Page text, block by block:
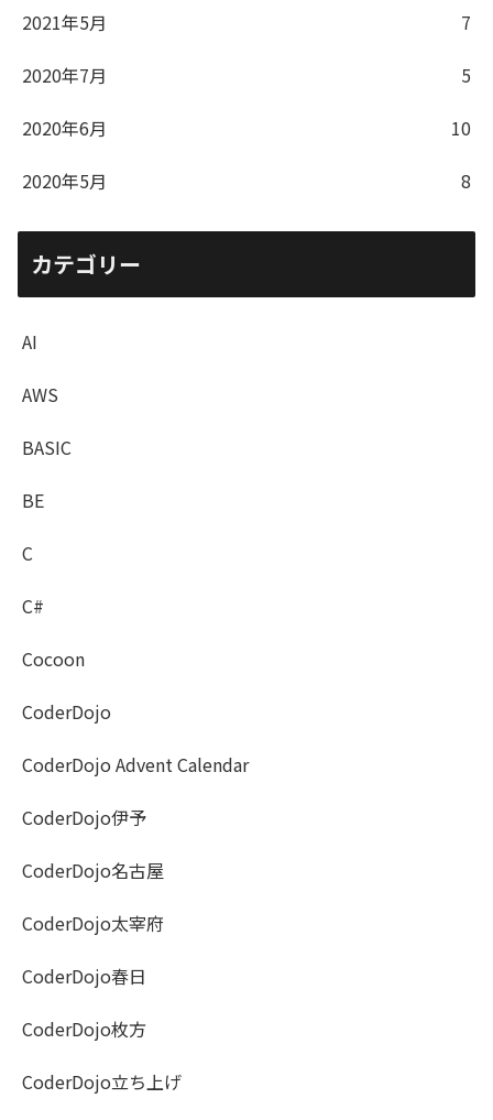
2021年5月
7
2020年7月
5
2020年6月
10
2020年5月
8
カテゴリー
AI
AWS
BASIC
BE
C
C#
Cocoon
CoderDojo
CoderDojo Advent Calendar
CoderDojo伊予
CoderDojo名古屋
CoderDojo太宰府
CoderDojo春日
CoderDojo枚方
CoderDojo立ち上げ